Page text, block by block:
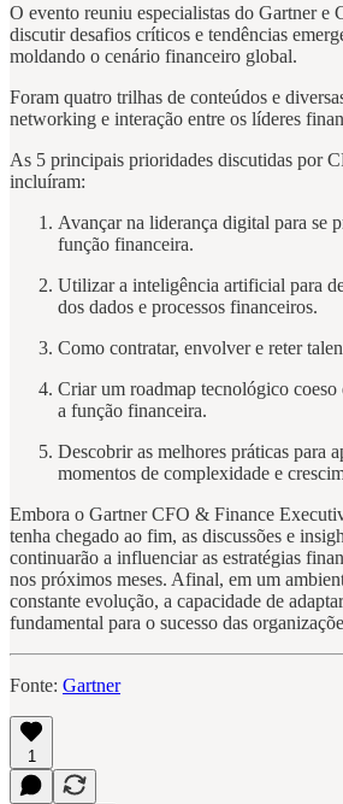
O evento reuniu especialistas do Gartner e
discutir desafios críticos e tendências
moldando o cenário financeiro global.
Foram quatro trilhas de conteúdos e
networking e interação entre os líderes
As 5 principais prioridades discutidas por
incluíram:
Avançar na liderança digital para se
função financeira.
Utilizar a inteligência artificial para
dos dados e processos financeiros.
Como contratar, envolver e reter
Criar um roadmap tecnológico coeso
a função financeira.
Descobrir as melhores práticas para
momentos de complexidade e
Embora o Gartner CFO & Finance
tenha chegado ao fim, as discussões e
continuarão a influenciar as estratégias
nos próximos meses. Afinal, em um
constante evolução, a capacidade de
fundamental para o sucesso das
Fonte: Gartner
1